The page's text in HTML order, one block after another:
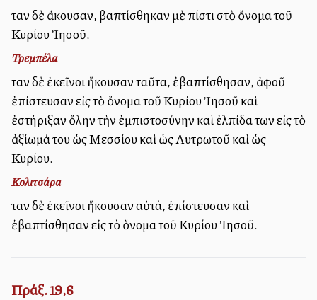
Ὅταν δὲ ἄκουσαν, βαπτίσθηκαν μὲ πίστι στὸ ὄνομα τοῦ
Κυρίου Ἰησοῦ.
Τρεμπέλα
Ὅταν δὲ ἐκεῖνοι ἤκουσαν ταῦτα, ἐβαπτίσθησαν, ἀφοῦ
ἐπίστευσαν εἰς τὸ ὄνομα τοῦ Κυρίου Ἰησοῦ καὶ
ἐστήριξαν ὅλην τὴν ἐμπιστοσύνην καὶ ἐλπίδα των εἰς τὸ
ἀξίωμά του ὡς Μεσσίου καὶ ὡς Λυτρωτοῦ καὶ ὡς
Κυρίου.
Κολιτσάρα
Ὅταν δὲ ἐκεῖνοι ἤκουσαν αὐτά, ἐπίστευσαν καὶ
ἐβαπτίσθησαν εἰς τὸ ὄνομα τοῦ Κυρίου Ἰησοῦ.
Πράξ. 19,6